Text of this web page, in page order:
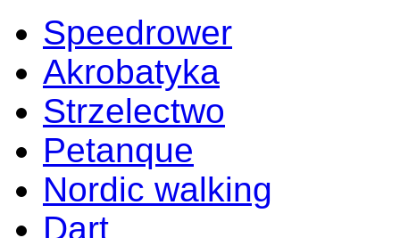
Speedrower
Akrobatyka
Strzelectwo
Petanque
Nordic walking
Dart